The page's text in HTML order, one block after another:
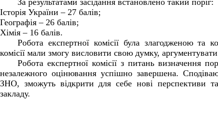
Історія України – 27 балів;
Географія – 26 балів;
Хімія – 16 балів.
Робота експертної комісії була злагодженою та
комісії мали змогу висловити свою думку,
Робота експертної комісії з питань визначення
незалежного оцінювання успішно завершена.
ЗНО, зможуть відкрити для себе нові перспективи
закладу.